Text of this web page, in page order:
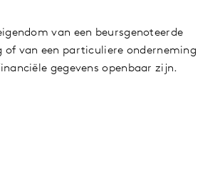
van een beursgenoteerde
of van een particuliere onderneming
gegevens openbaar zijn.